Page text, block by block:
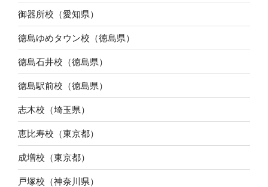
御器所校（愛知県）
徳島ゆめタウン校（徳島県）
徳島石井校（徳島県）
徳島駅前校（徳島県）
志木校（埼玉県）
恵比寿校（東京都）
成増校（東京都）
戸塚校（神奈川県）